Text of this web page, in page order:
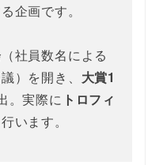
企画です。
（社員数名による
）を開き、 大賞1
。実際に トロフィ
います。